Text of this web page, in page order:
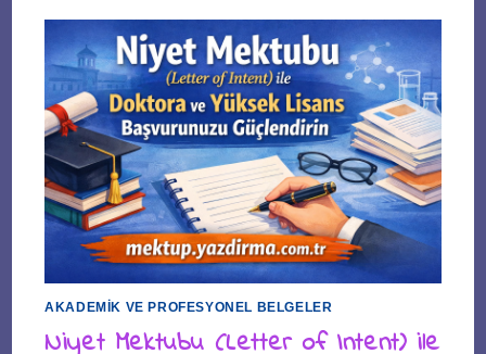
AKADEMIK VE PROFESYONEL BELGELER
Niyet Mektubu (Letter of Intent) ile